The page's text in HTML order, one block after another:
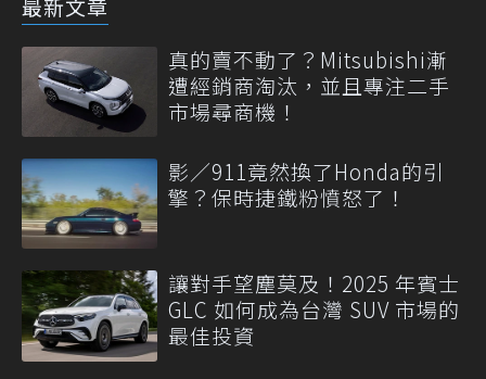
真的賣不動了？Mitsubishi漸
遭經銷商淘汰，並且專注二手
市場尋商機！
影／911竟然換了Honda的引
擎？保時捷鐵粉憤怒了！
讓對手望塵莫及！2025 年賓士
GLC 如何成為台灣 SUV 市場的
最佳投資